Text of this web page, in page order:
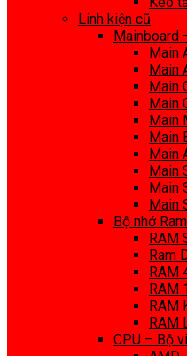
Linh kiện cũ
Mainboard
Main
Main
Main
Main
Main
Main
Main
Main
Main
Main
Bộ nhớ Ram
RAM
Ram
RAM
RAM
RAM
RAM
CPU – Bộ